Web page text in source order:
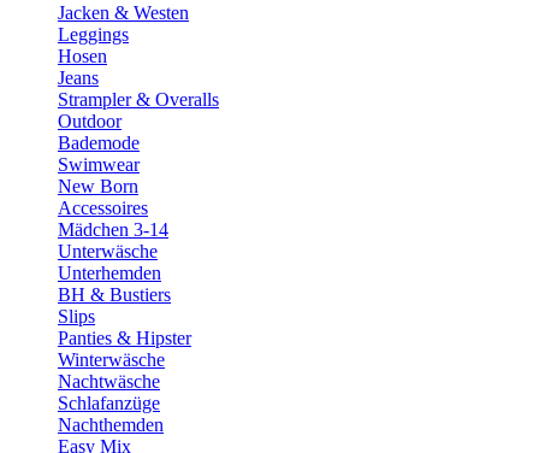
Jacken & Westen
Leggings
Hosen
Jeans
Strampler & Overalls
Outdoor
Bademode
Swimwear
New Born
Accessoires
Mädchen 3-14
Unterwäsche
Unterhemden
BH & Bustiers
Slips
Panties & Hipster
Winterwäsche
Nachtwäsche
Schlafanzüge
Nachthemden
Easy Mix